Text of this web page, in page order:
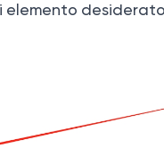
elemento